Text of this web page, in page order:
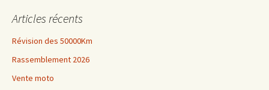
Articles récents
Révision des 50000Km
Rassemblement 2026
Vente moto